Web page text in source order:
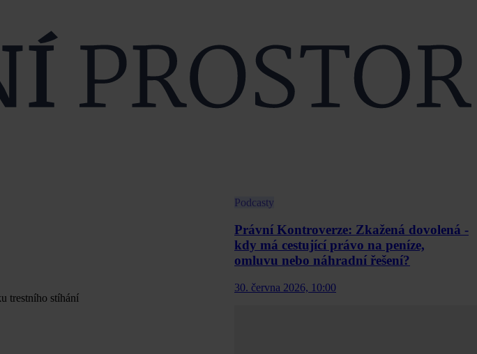
trestního stíhání
Podcasty
Právní Kontroverze: Zkažená dovolená -
kdy má cestující právo na peníze,
omluvu nebo náhradní řešení?
30. června 2026, 10:00